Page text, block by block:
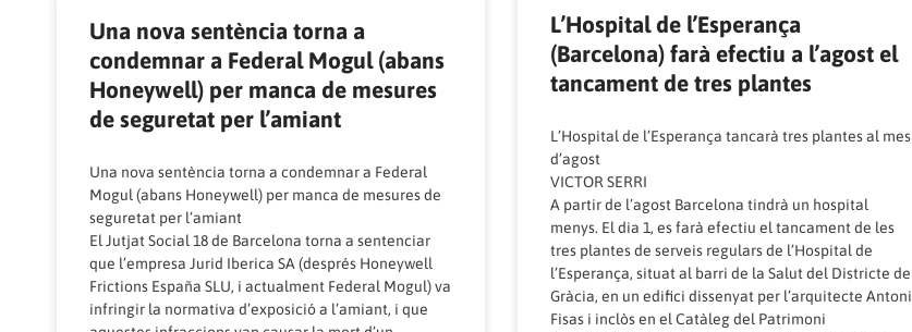
Una nova sentència torna a
condemnar a Federal Mogul (abans
Honeywell) per manca de mesures
de seguretat per l’amiant
Una nova sentència torna a condemnar a Federal
Mogul (abans Honeywell) per manca de mesures de
seguretat per l’amiant
El Jutjat Social 18 de Barcelona torna a sentenciar
que l’empresa Jurid Iberica SA (després Honeywell
Frictions España SLU, i actualment Federal Mogul) va
infringir la normativa d’exposició a l’amiant, i que
L’Hospital de l’Esperança
(Barcelona) farà efectiu a l’agost el
tancament de tres plantes
L’Hospital de l’Esperança tancarà tres plantes al mes
d’agost
VICTOR SERRI
A partir de l’agost Barcelona tindrà un hospital
menys. El dia 1, es farà efectiu el tancament de les
tres plantes de serveis regulars de l’Hospital de
l’Esperança, situat al barri de la Salut del Districte de
Gràcia, en un edifici dissenyat per l’arquitecte Antoni
Fisas i inclòs en el Catàleg del Patrimoni